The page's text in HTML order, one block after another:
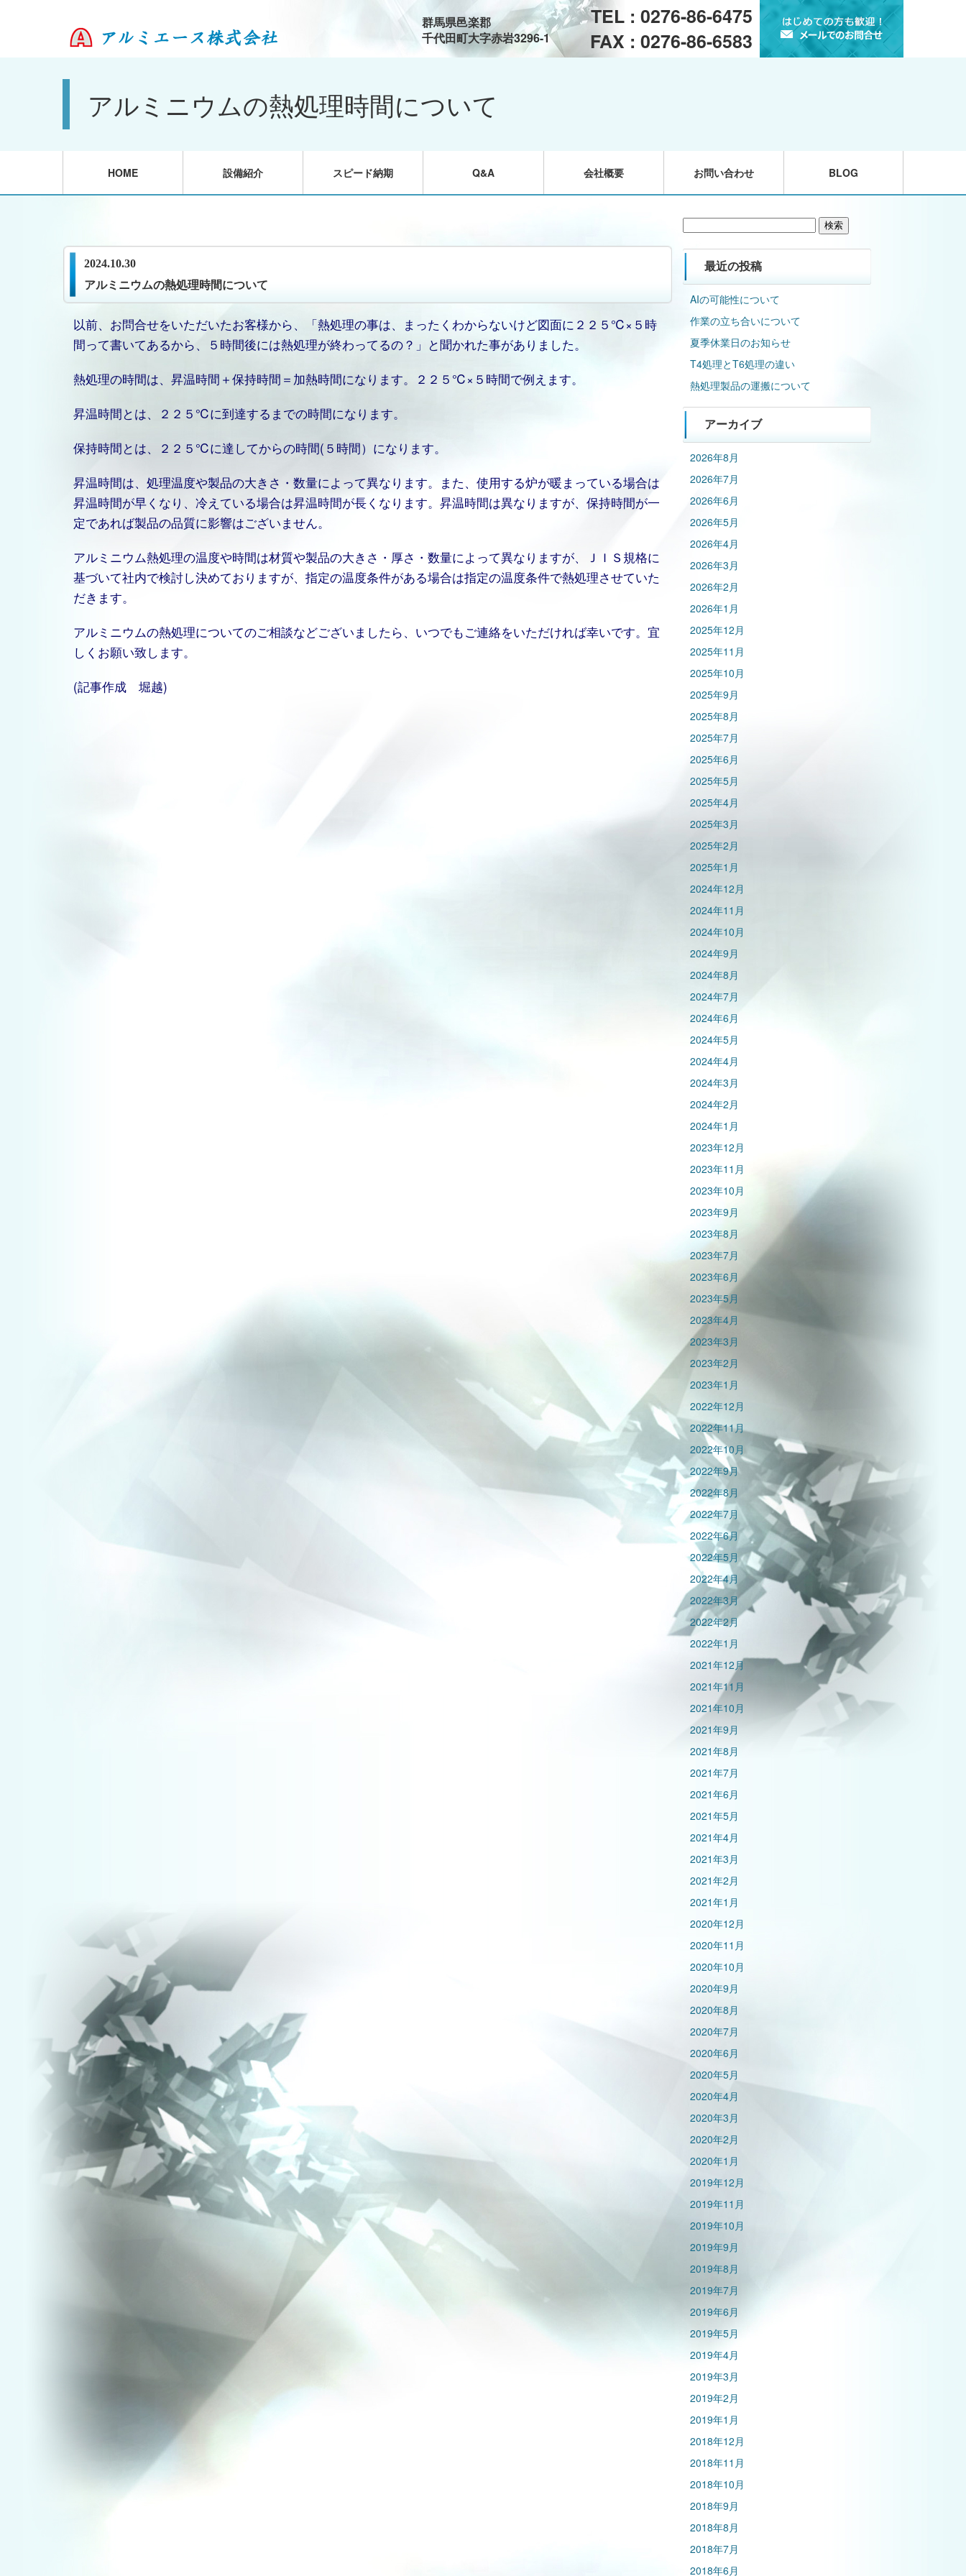
TEL : 0276-86-6475
FAX : 0276-86-6583
群馬県邑楽郡
千代田町大字赤岩3296-1
アルミニウムの熱処理時間について
HOME 設備紹介 スピード納期 Q&A 会社概要 お問い合わせ BLOG
2024.10.30
アルミニウムの熱処理時間について
以前、お問合せをいただいたお客様から、「熱処理の事は、まったくわからないけど図面に２２５℃×５時
間って書いてあるから、５時間後には熱処理が終わってるの？」と聞かれた事がありました。
熱処理の時間は、昇温時間＋保持時間＝加熱時間になります。２２５℃×５時間で例えます。
昇温時間とは、２２５℃に到達するまでの時間になります。
保持時間とは、２２５℃に達してからの時間(５時間）になります。
昇温時間は、処理温度や製品の大きさ・数量によって異なります。また、使用する炉が暖まっている場合は
昇温時間が早くなり、冷えている場合は昇温時間が長くなります。昇温時間は異なりますが、保持時間が一
定であれば製品の品質に影響はございません。
アルミニウム熱処理の温度や時間は材質や製品の大きさ・厚さ・数量によって異なりますが、ＪＩＳ規格に
基づいて社内で検討し決めておりますが、指定の温度条件がある場合は指定の温度条件で熱処理させていた
だきます。
アルミニウムの熱処理についてのご相談などございましたら、いつでもご連絡をいただければ幸いです。宜
しくお願い致します。
(記事作成 堀越)
最近の投稿
AIの可能性について
作業の立ち合いについて
夏季休業日のお知らせ
T4処理とT6処理の違い
熱処理製品の運搬について
アーカイブ
2026年8月
2026年7月
2026年6月
2026年5月
2026年4月
2026年3月
2026年2月
2026年1月
2025年12月
2025年11月
2025年10月
2025年9月
2025年8月
2025年7月
2025年6月
2025年5月
2025年4月
2025年3月
2025年2月
2025年1月
2024年12月
2024年11月
2024年10月
2024年9月
2024年8月
2024年7月
2024年6月
2024年5月
2024年4月
2024年3月
2024年2月
2024年1月
2023年12月
2023年11月
2023年10月
2023年9月
2023年8月
2023年7月
2023年6月
2023年5月
2023年4月
2023年3月
2023年2月
2023年1月
2022年12月
2022年11月
2022年10月
2022年9月
2022年8月
2022年7月
2022年6月
2022年5月
2022年4月
2022年3月
2022年2月
2022年1月
2021年12月
2021年11月
2021年10月
2021年9月
2021年8月
2021年7月
2021年6月
2021年5月
2021年4月
2021年3月
2021年2月
2021年1月
2020年12月
2020年11月
2020年10月
2020年9月
2020年8月
2020年7月
2020年6月
2020年5月
2020年4月
2020年3月
2020年2月
2020年1月
2019年12月
2019年11月
2019年10月
2019年9月
2019年8月
2019年7月
2019年6月
2019年5月
2019年4月
2019年3月
2019年2月
2019年1月
2018年12月
2018年11月
2018年10月
2018年9月
2018年8月
2018年7月
2018年6月